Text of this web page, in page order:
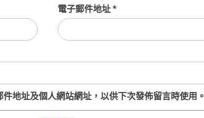
電子郵件地址*
地址及個人網站網址，以供下次發佈留言時使用。